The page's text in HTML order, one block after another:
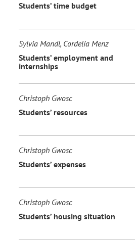
Students’ time budget
Sylvia Mandl, Cordelia Menz
Students’ employment and
internships
Christoph Gwosc
Students’ resources
Christoph Gwosc
Students’ expenses
Christoph Gwosc
Students’ housing situation